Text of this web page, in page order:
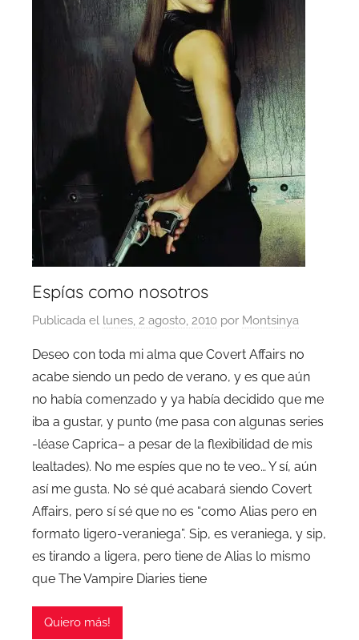
Espías como nosotros
Publicada el lunes, 2 agosto, 2010 por Montsinya
Deseo con toda mi alma que Covert Affairs no
acabe siendo un pedo de verano, y es que aún
no había comenzado y ya había decidido que me
iba a gustar, y punto (me pasa con algunas series
-léase Caprica– a pesar de la flexibilidad de mis
lealtades). No me espíes que no te veo… Y sí, aún
así me gusta. No sé qué acabará siendo Covert
Affairs, pero sí sé que no es “como Alias pero en
formato ligero-veraniega”. Sip, es veraniega, y sip,
es tirando a ligera, pero tiene de Alias lo mismo
que The Vampire Diaries tiene
Quiero más!